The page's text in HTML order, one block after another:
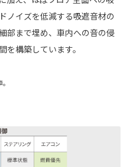
ノイズを低減する吸遮音材の
部まで埋め、車内への音の侵
構築しています。